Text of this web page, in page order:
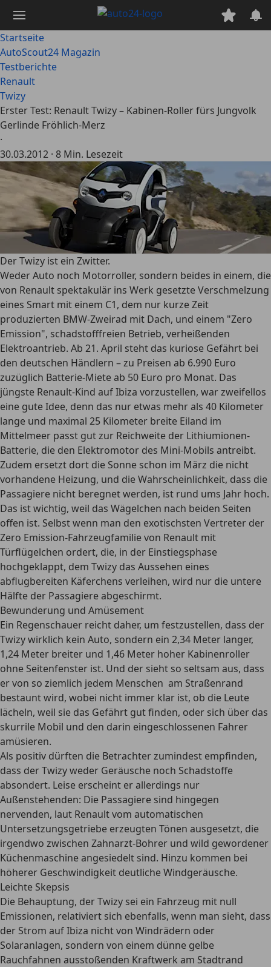
Hauptinhalt
springen
Startseite
AutoScout24 Magazin
Testberichte
Renault
Twizy
Erster Test: Renault Twizy – Kabinen-Roller fürs Jungvolk
Gerlinde Fröhlich-Merz
·
30.03.2012 · 8 Min. Lesezeit
Der Twizy ist ein Zwitter.
Weder Auto noch Motorroller, sondern beides in einem, die
von Renault spektakulär ins Werk gesetzte Verschmelzung
eines Smart mit einem C1, dem nur kurze Zeit
produzierten BMW-Zweirad mit Dach, und einem "Zero
Emission", schadstofffreien Betrieb, verheißenden
Elektroantrieb. Ab 21. April steht das kuriose Gefährt bei
den deutschen Händlern – zu Preisen ab 6.990 Euro
zuzüglich Batterie-Miete ab 50 Euro pro Monat. Das
jüngste Renault-Kind auf Ibiza vorzustellen, war zweifellos
eine gute Idee, denn das nur etwas mehr als 40 Kilometer
lange und maximal 25 Kilometer breite Eiland im
Mittelmeer passt gut zur Reichweite der Lithiumionen-
Batterie, die den Elektromotor des Mini-Mobils antreibt.
Zudem ersetzt dort die Sonne schon im März die nicht
vorhandene Heizung, und die Wahrscheinlichkeit, dass die
Passagiere nicht beregnet werden, ist rund ums Jahr hoch.
Das ist wichtig, weil das Wägelchen nach beiden Seiten
offen ist. Selbst wenn man den exotischsten Vertreter der
Zero Emission-Fahrzeugfamilie von Renault mit
Türflügelchen ordert, die, in der Einstiegsphase
hochgeklappt, dem Twizy das Aussehen eines
abflugbereiten Käferchens verleihen, wird nur die untere
Hälfte der Passagiere abgeschirmt.
Bewunderung und Amüsement
Ein Regenschauer reicht daher, um festzustellen, dass der
Twizy wirklich kein Auto, sondern ein 2,34 Meter langer,
1,24 Meter breiter und 1,46 Meter hoher Kabinenroller
ohne Seitenfenster ist. Und der sieht so seltsam aus, dass
er von so ziemlich jedem Menschen am Straßenrand
bestaunt wird, wobei nicht immer klar ist, ob die Leute
lächeln, weil sie das Gefährt gut finden, oder sich über das
skurrile Mobil und den darin eingeschlossenen Fahrer
amüsieren.
Als positiv dürften die Betrachter zumindest empfinden,
dass der Twizy weder Geräusche noch Schadstoffe
absondert. Leise erscheint er allerdings nur
Außenstehenden: Die Passagiere sind hingegen
nervenden, laut Renault vom automatischen
Untersetzungsgetriebe erzeugten Tönen ausgesetzt, die
irgendwo zwischen Zahnarzt-Bohrer und wild gewordener
Küchenmaschine angesiedelt sind. Hinzu kommen bei
höherer Geschwindigkeit deutliche Windgeräusche.
Leichte Skepsis
Die Behauptung, der Twizy sei ein Fahrzeug mit null
Emissionen, relativiert sich ebenfalls, wenn man sieht, dass
der Strom auf Ibiza nicht von Windrädern oder
Solaranlagen, sondern von einem dünne gelbe
Rauchfahnen ausstoßenden Kraftwerk am Stadtrand